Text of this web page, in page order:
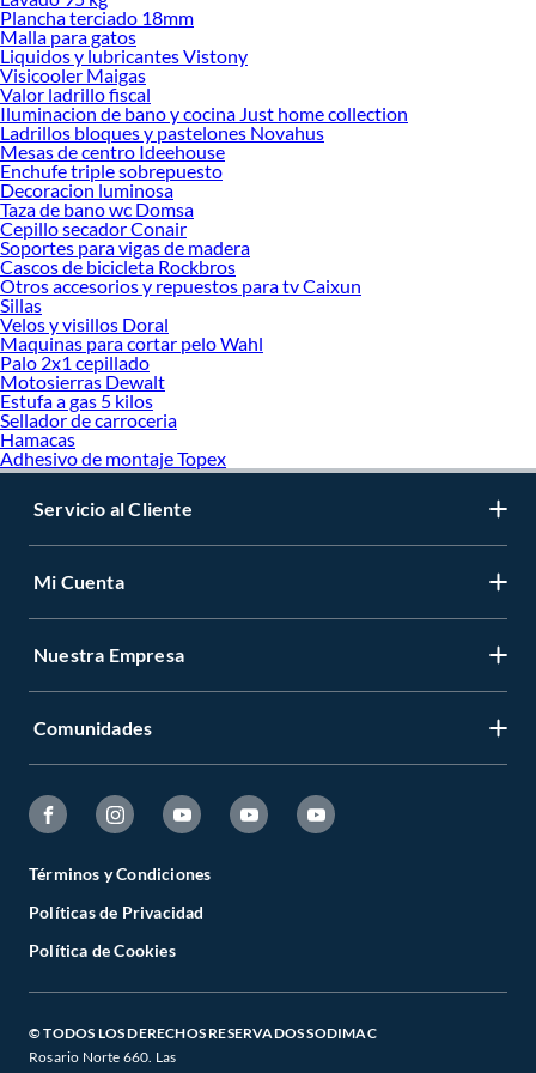
Plancha terciado 18mm
Malla para gatos
Liquidos y lubricantes Vistony
Visicooler Maigas
Valor ladrillo fiscal
Iluminacion de bano y cocina Just home collection
Ladrillos bloques y pastelones Novahus
Mesas de centro Ideehouse
Enchufe triple sobrepuesto
Decoracion luminosa
Taza de bano wc Domsa
Cepillo secador Conair
Soportes para vigas de madera
Cascos de bicicleta Rockbros
Otros accesorios y repuestos para tv Caixun
Sillas
Velos y visillos Doral
Maquinas para cortar pelo Wahl
Palo 2x1 cepillado
Motosierras Dewalt
Estufa a gas 5 kilos
Sellador de carroceria
Hamacas
Adhesivo de montaje Topex
Servicio al Cliente
Mi Cuenta
Nuestra Empresa
Comunidades
Términos y Condiciones
Políticas de Privacidad
Política de Cookies
© TODOS LOS DERECHOS RESERVADOS SODIMAC
Rosario Norte 660. Las